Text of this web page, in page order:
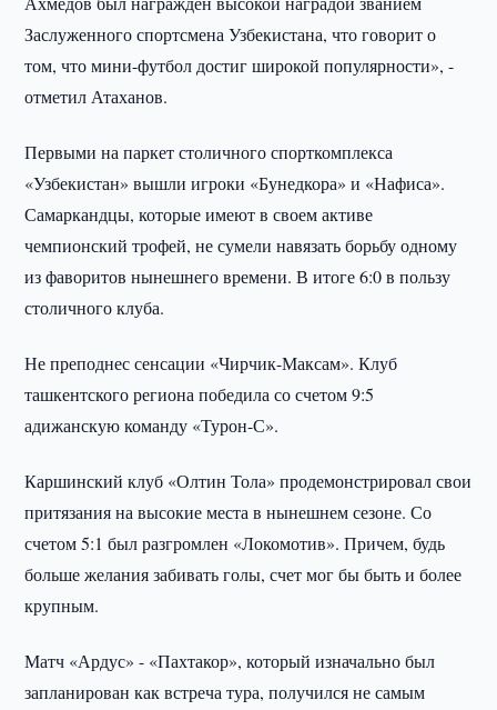
Заслуженного спортсмена Узбекистана, что говорит о
том, что мини-футбол достиг широкой популярности», -
отметил Атаханов.
Первыми на паркет столичного спорткомплекса
«Узбекистан» вышли игроки «Бунедкора» и «Нафиса».
Самаркандцы, которые имеют в своем активе
чемпионский трофей, не сумели навязать борьбу одному
из фаворитов нынешнего времени. В итоге 6:0 в пользу
столичного клуба.
Не преподнес сенсации «Чирчик-Максам». Клуб
ташкентского региона победила со счетом 9:5
адижанскую команду «Турон-С».
Каршинский клуб «Олтин Тола» продемонстрировал свои
притязания на высокие места в нынешнем сезоне. Со
счетом 5:1 был разгромлен «Локомотив». Причем, будь
больше желания забивать голы, счет мог бы быть и более
крупным.
Матч «Ардус» - «Пахтакор», который изначально был
запланирован как встреча тура, получился не самым